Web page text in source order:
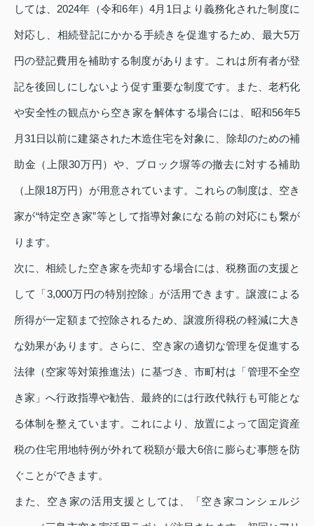
しては、2024年（令和6年）4月1日より義務化された制度に
対応し、相続登記にかかる手続きを促進するため、最大5万
円の登記費用を補助する制度があります。これは所有者が登
記を後回しにしないよう促す重要な制度です。また、老朽化
や安全性の観点から空き家を解体する場合には、昭和56年5
月31日以前に建築された木造住宅を対象に、除却のための補
助金（上限30万円）や、ブロック塀等の撤去に対する補助
（上限18万円）が用意されています。これらの制度は、空き
家が“特定空き家”等として指導対象になる前の対応にも繋が
ります。
次に、相続した空き家を売却する場合には、税務面の支援と
して「3,000万円の特別控除」が活用できます。譲渡による
所得が一定額まで控除されるため、譲渡所得税の軽減に大き
な効果があります。さらに、空き家の適切な管理を促進する
法律（空家等対策推進法）に基づき、市町村は「管理不全空
き家」へ行政指導や勧告、最終的には行政代執行も可能とな
る体制を整えています。これにより、放置によって固定資産
税の住宅用地特例が外れて税額が最大6倍に膨らむ事態を防
ぐことができます。
また、空き家の活用支援としては、「空き家コンシェルジ